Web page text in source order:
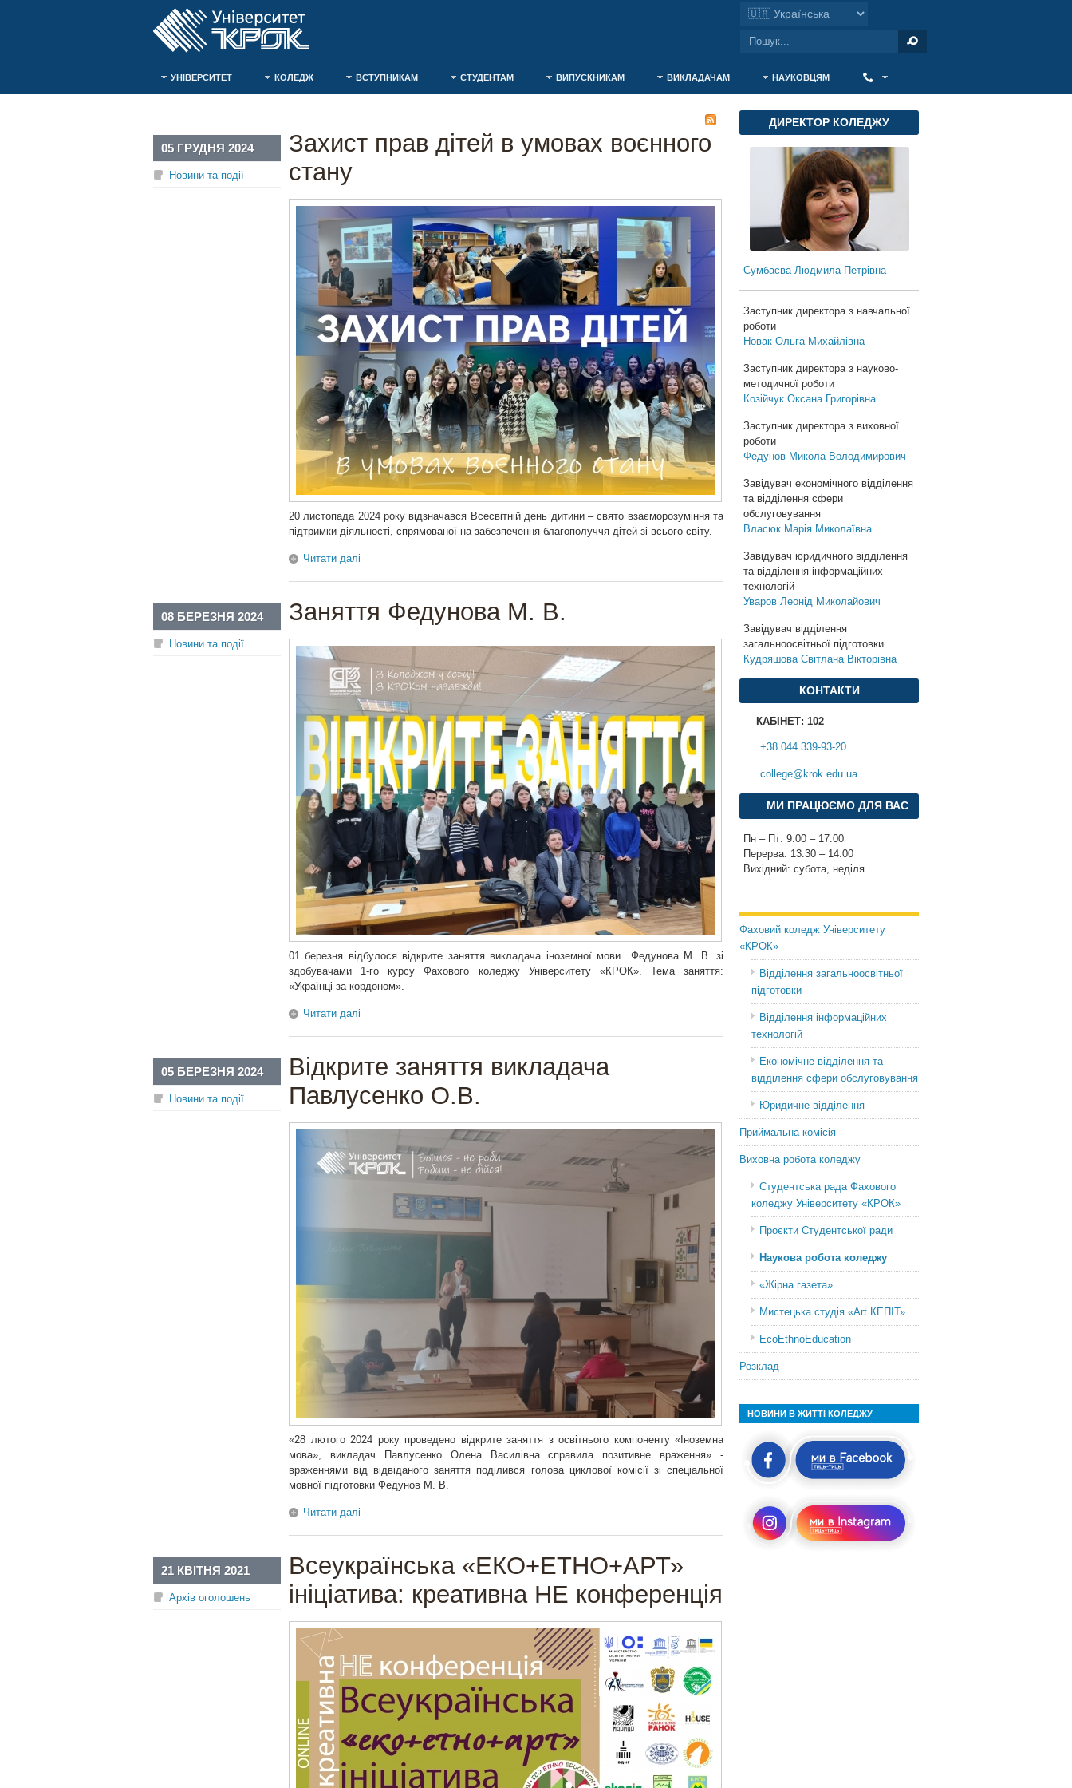
УНІВЕРСИТЕТ КОЛЕДЖ ВСТУПНИКАМ СТУДЕНТАМ ВИПУСКНИКАМ ВИКЛАДАЧАМ НАУКОВЦЯМ
Захист прав дітей в умовах воєнного
стану
05 ГРУДНЯ 2024
Новини та події
20 листопада 2024 року відзначався Всесвітній день дитини – свято взаєморозуміння та
підтримки діяльності, спрямованої на забезпечення благополуччя дітей зі всього світу.
Читати далі
Заняття Федунова М. В.
08 БЕРЕЗНЯ 2024
Новини та події
01 березня відбулося відкрите заняття викладача іноземної мови Федунова М. В. зі
здобувачами 1-го курсу Фахового коледжу Університету «КРОК». Тема заняття:
«Українці за кордоном».
Читати далі
Відкрите заняття викладача
Павлусенко О.В.
05 БЕРЕЗНЯ 2024
Новини та події
«28 лютого 2024 року проведено відкрите заняття з освітнього компоненту «Іноземна
мова», викладач Павлусенко Олена Василівна справила позитивне враження» -
враженнями від відвіданого заняття поділився голова циклової комісії зі спеціальної
мовної підготовки Федунов М. В.
Читати далі
Всеукраїнська «ЕКО+ЕТНО+AРТ»
ініціатива: креативна НЕ конференція
21 КВІТНЯ 2021
Архів оголошень
ДИРЕКТОР КОЛЕДЖУ
Сумбаєва Людмила Петрівна
Заступник директора з навчальної
роботи
Новак Ольга Михайлівна
Заступник директора з науково-
методичної роботи
Козійчук Оксана Григорівна
Заступник директора з виховної
роботи
Федунов Микола Володимирович
Завідувач економічного відділення
та відділення сфери
обслуговування
Власюк Марія Миколаївна
Завідувач юридичного відділення
та відділення інформаційних
технологій
Уваров Леонід Миколайович
Завідувач відділення
загальноосвітньої підготовки
Кудряшова Світлана Вікторівна
КОНТАКТИ
КАБІНЕТ: 102
+38 044 339-93-20
college@krok.edu.ua
МИ ПРАЦЮЄМО ДЛЯ ВАС
Пн – Пт: 9:00 – 17:00
Перерва: 13:30 – 14:00
Вихідний: субота, неділя
Фаховий коледж Університету
«КРОК»
Відділення загальноосвітньої
підготовки
Відділення інформаційних
технологій
Економічне відділення та
відділення сфери обслуговування
Юридичне відділення
Приймальна комісія
Виховна робота коледжу
Студентська рада Фахового
коледжу Університету «КРОК»
Проєкти Студентської ради
Наукова робота коледжу
«Жірна газета»
Мистецька студія «Art КЕПІТ»
EcoEthnoEducation
Розклад
НОВИНИ В ЖИТТІ КОЛЕДЖУ